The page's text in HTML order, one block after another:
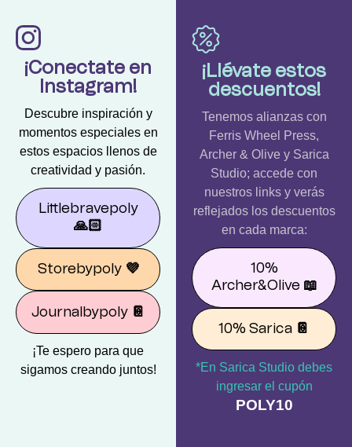
¡Conectate en
Instagram!
Descubre inspiración y
momentos especiales en
estos espacios llenos de
creatividad y pasión.
Littlebravepoly
🙏🏻
Storebypoly 💜
Journalbypoly 📔
¡Te espero para que
sigamos creando juntos!
¡Llévate estos
descuentos!
Tenemos alianzas con
Ferris Wheel Press,
Archer & Olive y Sarica
Studio; accede con
nuestros links y verás
reflejados los descuentos
en cada marca:
10%
Archer&Olive 📖
10% Sarica 📔
*En Sarica Studio debes
ingresar el cupón
POLY10